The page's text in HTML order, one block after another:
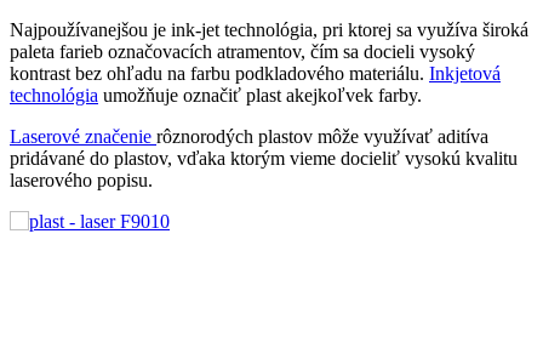
Najpoužívanejšou je ink-jet technológia, pri ktorej sa využíva široká
paleta farieb označovacích atramentov, čím sa docieli vysoký
kontrast bez ohľadu na farbu podkladového materiálu. Inkjetová
technológia umožňuje označiť plast akejkoľvek farby.
Laserové značenie rôznorodých plastov môže využívať aditíva
pridávané do plastov, vďaka ktorým vieme docieliť vysokú kvalitu
laserového popisu.